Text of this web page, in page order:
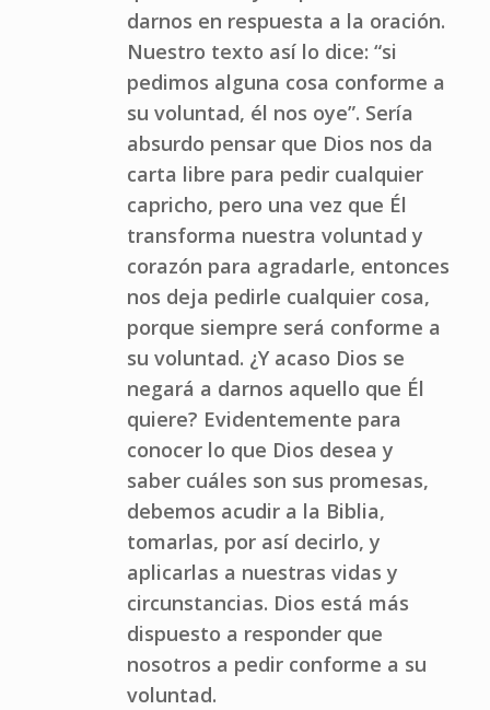
darnos en respuesta a la oración.
Nuestro texto así lo dice: “si
pedimos alguna cosa conforme a
su voluntad, él nos oye”. Sería
absurdo pensar que Dios nos da
carta libre para pedir cualquier
capricho, pero una vez que Él
transforma nuestra voluntad y
corazón para agradarle, entonces
nos deja pedirle cualquier cosa,
porque siempre será conforme a
su voluntad. ¿Y acaso Dios se
negará a darnos aquello que Él
quiere? Evidentemente para
conocer lo que Dios desea y
saber cuáles son sus promesas,
debemos acudir a la Biblia,
tomarlas, por así decirlo, y
aplicarlas a nuestras vidas y
circunstancias. Dios está más
dispuesto a responder que
nosotros a pedir conforme a su
voluntad.